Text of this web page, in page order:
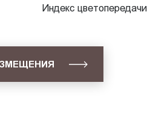
Индекс цветопередачи